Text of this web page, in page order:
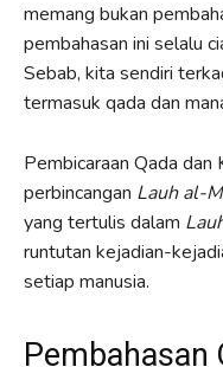
memang bukan
pembahasan ini selalu
Sebab, kita sendiri
termasuk qada dan
Pembicaraan Qada
perbincangan Lauh al-
yang tertulis dalam
runtutan kejadian-
setiap manusia.
Pembahasan